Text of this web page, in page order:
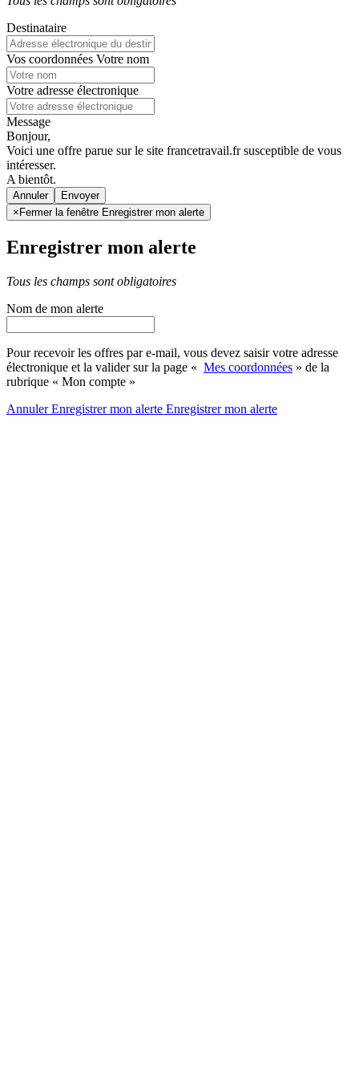
Destinataire
Vos coordonnées Votre nom
Votre adresse électronique
Message
Bonjour,
Voici une offre parue sur le site francetravail.fr susceptible de vous
intéresser.
A bientôt.
Annuler
× Fermer la fenêtre Enregistrer mon alerte
Enregistrer mon alerte
Tous les champs sont obligatoires
Nom de mon alerte
Pour recevoir les offres par e-mail, vous devez saisir votre adresse
électronique et la valider sur la page « Mes coordonnées » de la
rubrique « Mon compte »
AnnulerEnregistrer mon alerte Enregistrermon alerte